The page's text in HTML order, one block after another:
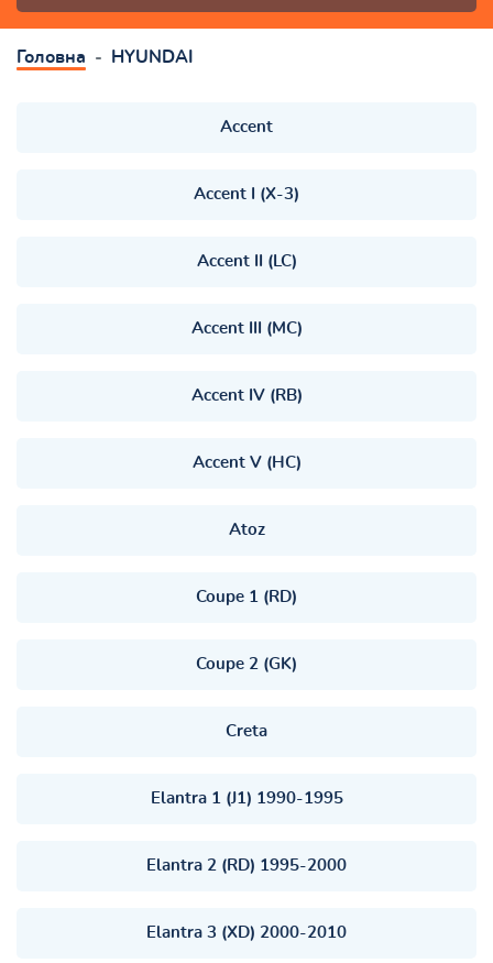
Головна HYUNDAI
Accent
Accent I (X-3)
Accent II (LC)
Accent III (MC)
Accent IV (RB)
Accent V (HC)
Atoz
Coupe 1 (RD)
Coupe 2 (GK)
Creta
Elantra 1 (J1) 1990-1995
Elantra 2 (RD) 1995-2000
Elantra 3 (XD) 2000-2010